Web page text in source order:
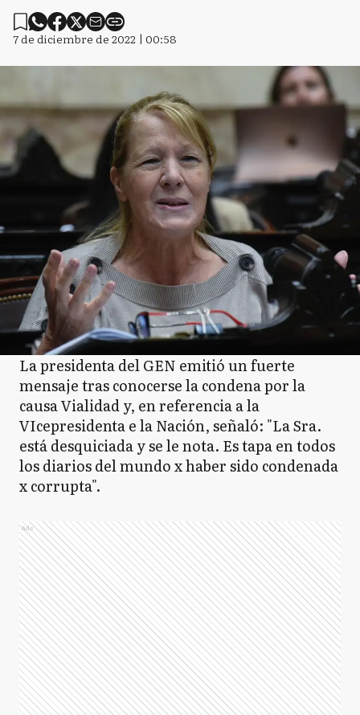
7 de diciembre de 2022 | 00:58
La presidenta del GEN emitió un fuerte
mensaje tras conocerse la condena por la
causa Vialidad y, en referencia a la
VIcepresidenta e la Nación, señaló: "La Sra.
está desquiciada y se le nota. Es tapa en todos
los diarios del mundo x haber sido condenada
x corrupta".
Ads